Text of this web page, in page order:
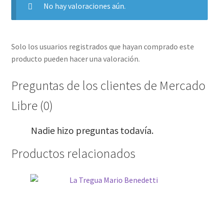
No hay valoraciones aún.
Solo los usuarios registrados que hayan comprado este
producto pueden hacer una valoración.
Preguntas de los clientes de Mercado
Libre (0)
Nadie hizo preguntas todavía.
Productos relacionados